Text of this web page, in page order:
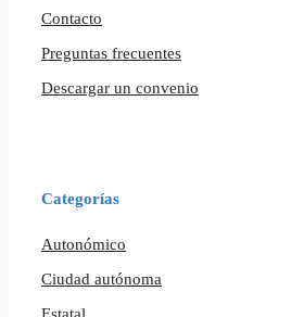
Contacto
Preguntas frecuentes
Descargar un convenio
Categorías
Autonómico
Ciudad autónoma